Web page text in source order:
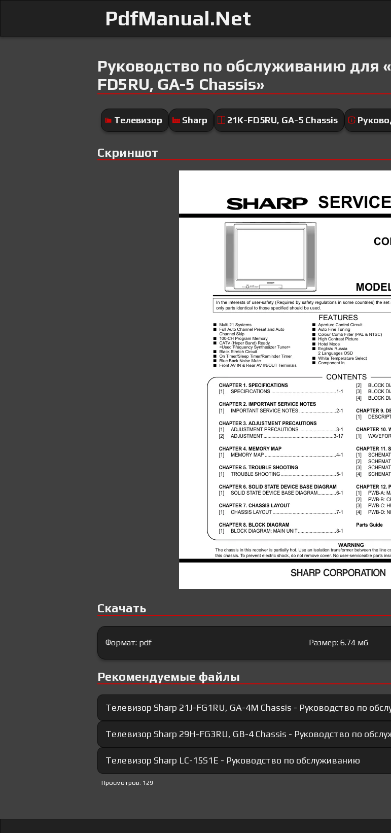
PdfManual.Net
Руководство по обслуживанию для
FD5RU, GA-5 Chassis»
Телевизор
Sharp 21K-FD5RU, GA-5 Chassis
Скриншот
Скачать
Формат: pdf Размер: 6.74 мб
Рекомендуемые файлы
Телевизор Sharp 21J-FG1RU, GA-4M Chassis - Руководство по
Телевизор Sharp 29H-FG3RU, GB-4 Chassis - Руководство по
Телевизор Sharp LC-15S1E - Руководство по обслуживанию
Просмотров: 129